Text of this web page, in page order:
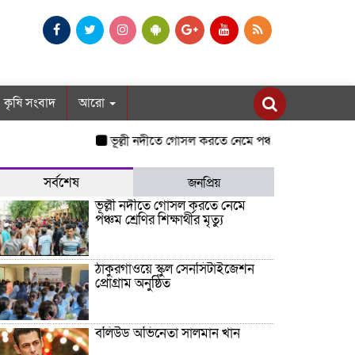
কৃষি সংবাদ আরো
ভূল্লী নদীতে গোসল করতে নেমে পঞ্চম শ্রেণির শিক্ষার্থীর মৃত্যু
সর্বশেষ জনপ্রিয়
ভূল্লী নদীতে গোসল করতে নেমে
পঞ্চম শ্রেণির শিক্ষার্থীর মৃত্যু
ঠাকুরগাঁওয়ে স্কুল সেনসিটাইজেশন
প্রোগ্রাম অনুষ্ঠিত
বলিউড অভিনেতা সালমান খান